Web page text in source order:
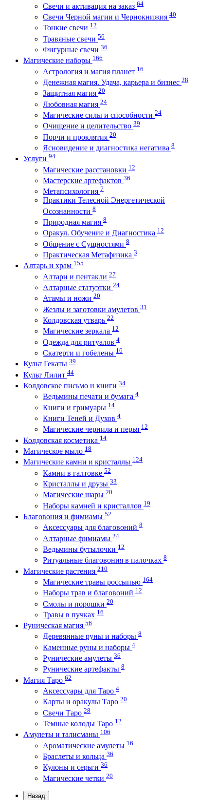
Свечи и активация на заказ 64
Свечи Черной магии и Чернокнижия 40
Тонкие свечи 12
Травяные свечи 56
Фигурные свечи 36
Магические наборы 166
Астрология и магия планет 16
Денежная магия. Удача, карьера и бизнес 28
Защитная магия 20
Любовная магия 24
Магические силы и способности 24
Очищение и целительство 39
Порчи и проклятия 20
Ясновидение и диагностика негатива 8
Услуги 94
Магические расстановки 12
Мастерские артефактов 36
Метапсихология 7
Практики Телесной Энергетической
Осознанности 8
Природная магия 8
Оракул. Обучение и Диагностика 12
Общение с Сущностями 8
Практическая Метафизика 3
Алтарь и храм 155
Алтари и пентакли 27
Алтарные статуэтки 24
Атамы и ножи 20
Жезлы и заготовки амулетов 31
Колдовская утварь 22
Магические зеркала 12
Одежда для ритуалов 4
Скатерти и гобелены 16
Культ Гекаты 39
Культ Лилит 44
Колдовское письмо и книги 34
Ведьмины печати и бумага 4
Книги и гримуары 14
Книги Теней и Духов 4
Магические чернила и перья 12
Колдовская косметика 14
Магическое мыло 18
Магические камни и кристаллы 124
Камни в галтовке 52
Кристаллы и друзы 33
Магические шары 20
Наборы камней и кристаллов 19
Благовония и фимиамы 52
Аксессуары для благовоний 8
Алтарные фимиамы 24
Ведьмины бутылочки 12
Ритуальные благовония в палочках 8
Магические растения 210
Магические травы россыпью 164
Наборы трав и благовоний 12
Смолы и порошки 20
Травы в пучках 16
Руническая магия 56
Деревянные руны и наборы 8
Каменные руны и наборы 4
Рунические амулеты 36
Рунические артефакты 8
Магия Таро 62
Аксессуары для Таро 4
Карты и оракулы Таро 20
Свечи Таро 28
Темные колоды Таро 12
Амулеты и талисманы 106
Ароматические амулеты 16
Браслеты и кольца 36
Кулоны и серьги 36
Магические четки 20
Назад